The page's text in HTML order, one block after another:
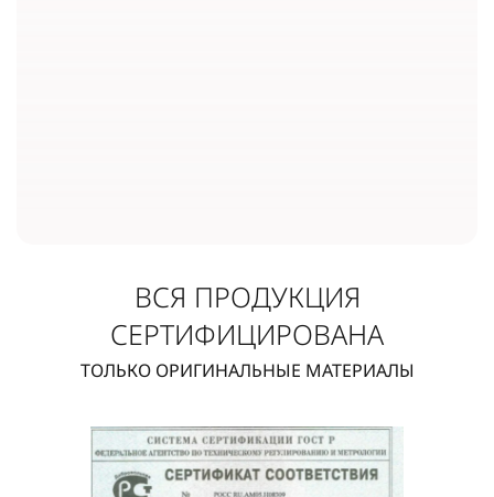
ВСЯ ПРОДУКЦИЯ
СЕРТИФИЦИРОВАНА
ТОЛЬКО ОРИГИНАЛЬНЫЕ МАТЕРИАЛЫ